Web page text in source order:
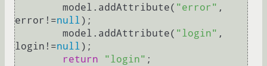
        model.addAttribute(
"error" ,
error!=null);
        model.addAttribute(
"login" ,
login!=null);
return
"login" ;